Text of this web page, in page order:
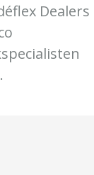
Dealers